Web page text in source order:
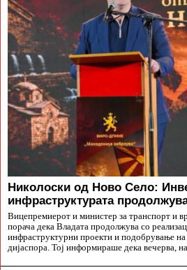
Николоски од Ново Село:
инфраструктурата
Вицепремиерот и министер за транспорт и
порача дека Владата продолжува со
инфраструктурни проекти и подобрување на
дијаспора. Тој информираше дека вечерва,